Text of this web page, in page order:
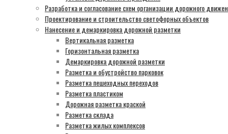
Разработка и согласование схем организации дорожного
Проектирование и строительство светофорных объектов
Нанесение и демаркировка дорожной разметки
Вертикальная разметка
Горизонтальная разметка
Демаркировка дорожной разметки
Разметка и обустройство парковок
Разметка пешеходных переходов
Разметка пластиком
Дорожная разметка краской
Разметка склада
Разметка жилых комплексов